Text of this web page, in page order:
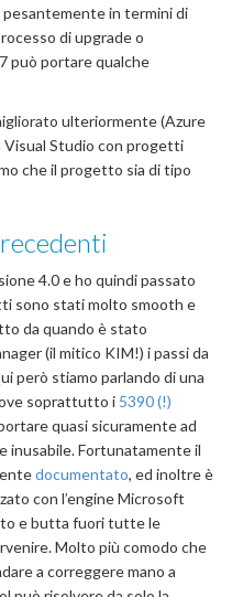
pesantemente in termini di
di upgrade o
può portare qualche
ulteriormente (Azure
Visual Studio con progetti
che il progetto sia di tipo
4.0 e ho quindi passato
sono stati molto smooth e
da quando è stato
(il mitico KIM!) i passi da
però stiamo parlando di una
soprattutto i 5390 (!)
quasi sicuramente ad
inusabile. Fortunatamente il
documentato, ed inoltre è
con l’engine Microsoft
e butta fuori tutte le
Molto più comodo che
a correggere mano a